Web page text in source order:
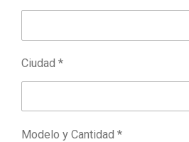
Ciudad *
Modelo y Cantidad *